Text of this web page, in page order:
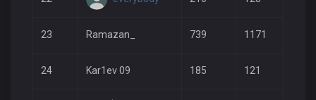
23 Ramazan_ 739 1171
24 Kar1ev 09 185 121